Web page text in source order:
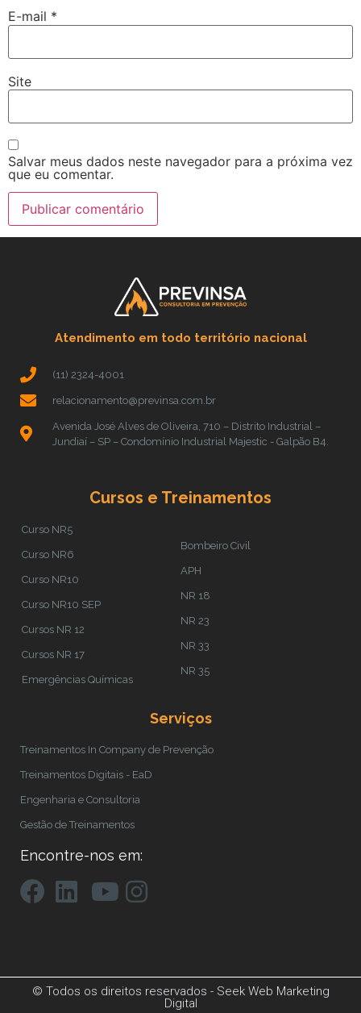
E-mail *
Site
Salvar meus dados neste navegador para a próxima vez
que eu comentar.
Atendimento em todo território nacional
(11) 2324-4001
relacionamento@previnsa.com.br
Avenida José Alves de Oliveira, 710 – Distrito Industrial –
Jundiaí – SP – Condomínio Industrial Majestic - Galpão B4.
Cursos e Treinamentos
Curso NR5
Curso NR6
Curso NR10
Curso NR10 SEP
Cursos NR 12
Cursos NR 17
Emergências Químicas
Bombeiro Civil
APH
NR 18
NR 23
NR 33
NR 35
Serviços
Treinamentos In Company de Prevenção
Treinamentos Digitais - EaD
Engenharia e Consultoria
Gestão de Treinamentos
Encontre-nos em:
© Todos os direitos reservados - Seek Web Marketing
Digital